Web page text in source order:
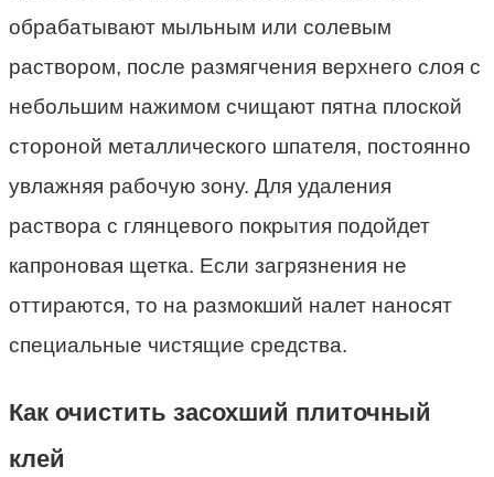
обрабатывают мыльным или солевым
раствором, после размягчения верхнего слоя с
небольшим нажимом счищают пятна плоской
стороной металлического шпателя, постоянно
увлажняя рабочую зону. Для удаления
раствора с глянцевого покрытия подойдет
капроновая щетка. Если загрязнения не
оттираются, то на размокший налет наносят
специальные чистящие средства.
Как очистить засохший плиточный
клей